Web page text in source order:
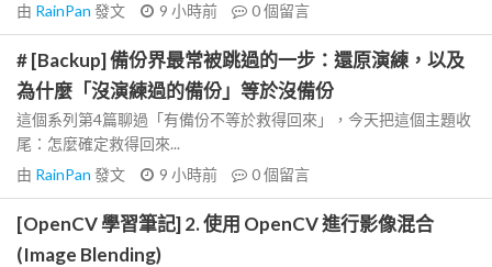
由 RainPan 發文 9 小時前 0個留言
# [Backup] 備份界最常被跳過的一步：還原演練，以及
為什麼「沒演練過的備份」等於沒備份
這個系列第4篇聊過「有備份不等於救得回來」，今天把這個主題收
尾：怎麼確定救得回來...
由 RainPan 發文 9 小時前 0個留言
[OpenCV 學習筆記] 2. 使用 OpenCV 進行影像混合
(Image Blending)